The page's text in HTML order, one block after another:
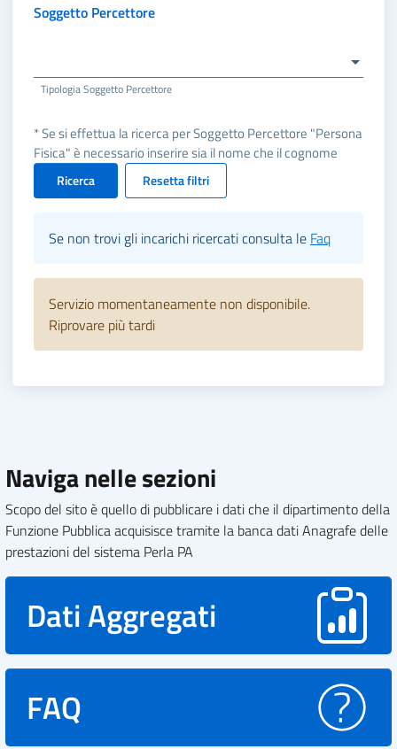
Soggetto Percettore
Tipologia Soggetto Percettore
* Se si effettua la ricerca per Soggetto Percettore "Persona
Fisica" è necessario inserire sia il nome che il cognome
Ricerca Resetta filtri
Se non trovi gli incarichi ricercati consulta le Faq
Servizio momentaneamente non disponibile.
Riprovare più tardi
Naviga nelle sezioni
Scopo del sito è quello di pubblicare i dati che il dipartimento della
Funzione Pubblica acquisisce tramite la banca dati Anagrafe delle
prestazioni del sistema Perla PA
Dati Aggregati
FAQ